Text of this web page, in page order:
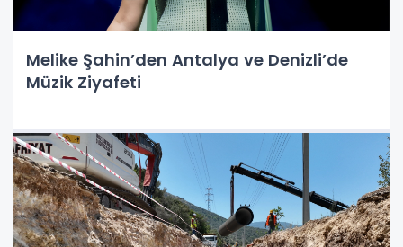
Melike Şahin’den Antalya ve Denizli’de
Müzik Ziyafeti